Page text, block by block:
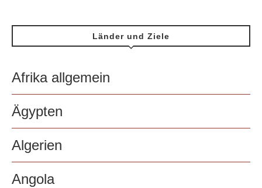
Länder und Ziele
Afrika allgemein
Ägypten
Algerien
Angola